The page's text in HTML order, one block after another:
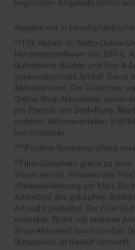
Mindestbestellwert von 200 €.
Gutscheine, Bücher und Pre- &
gekennzeichnete Artikel. Keine
Abholservices. Der Gutschein
Online-Shop-Newsletter
pro Person und Bestellung.
anderen Aktionsvorteilen
kombinierbar.
Vorrat reicht). Versand des
Warenanlieferung per Mail. Die
Artikelbild des gekauften
Art nicht gestattet. Der Filial-
einlösbar. Nicht mit anderen
Shop-Aktionen) kombinierbar.
Gutscheins ist darauf vermerkt.